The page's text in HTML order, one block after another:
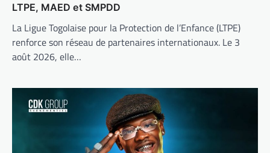
LTPE, MAED et SMPDD
La Ligue Togolaise pour la Protection de l’Enfance (LTPE)
renforce son réseau de partenaires internationaux. Le 3
août 2026, elle…